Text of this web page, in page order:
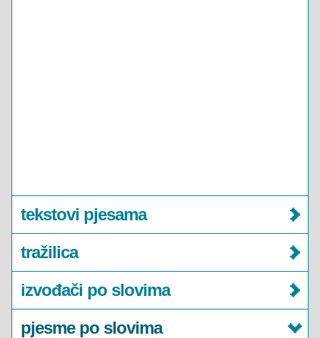
tekstovi pjesama
tražilica
izvođači po slovima
pjesme po slovima